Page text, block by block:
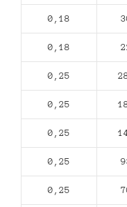
0,18
0,18
0,25
0,25
0,25
0,25
0,25